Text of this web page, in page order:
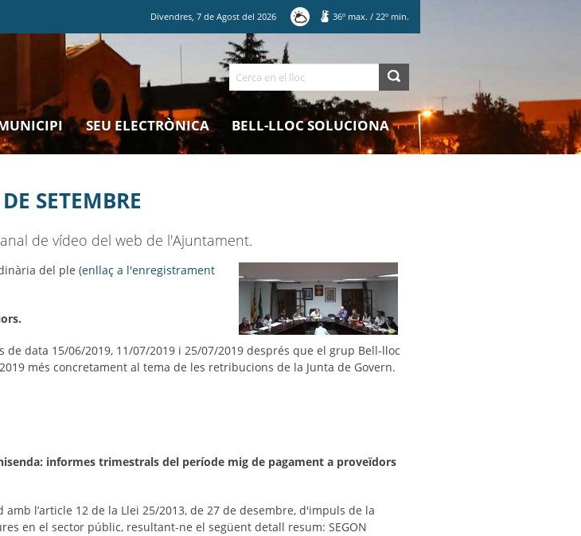
Divendres,7 deAgost del2026 36º max. / 22º min.
Cerca
SEU ELECTRÒNICA BELL-LLOC SOLUCIONA
SETEMBRE
de vídeo del web de l'Ajuntament.
del ple (enllaç a l'enregistrament
data 15/06/2019, 11/07/2019 i 25/07/2019 després que el grup Bell-lloc
més concretament al tema de les retribucions de la Junta de Govern.
informes trimestrals del període mig de pagament a proveïdors
l’article 12 de la Llei 25/2013, de 27 de desembre, d'impuls de la
en el sector públic, resultant-ne el següent detall resum: SEGON